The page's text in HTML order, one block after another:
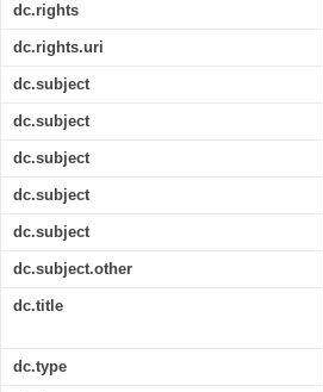
dc.rights
dc.rights.uri
dc.subject
dc.subject
dc.subject
dc.subject
dc.subject
dc.subject.other
dc.title
dc.type